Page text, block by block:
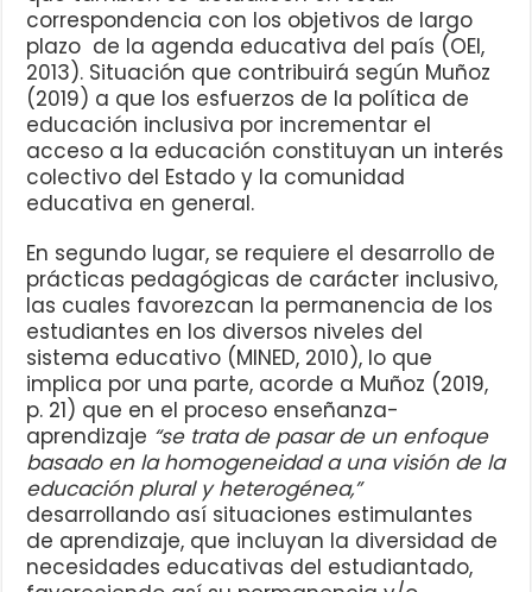
correspondencia con los objetivos de largo
plazo de la agenda educativa del país (OEI,
2013). Situación que contribuirá según Muñoz
(2019) a que los esfuerzos de la política de
educación inclusiva por incrementar el
acceso a la educación constituyan un interés
colectivo del Estado y la comunidad
educativa en general.
En segundo lugar, se requiere el desarrollo de
prácticas pedagógicas de carácter inclusivo,
las cuales favorezcan la permanencia de los
estudiantes en los diversos niveles del
sistema educativo (MINED, 2010), lo que
implica por una parte, acorde a Muñoz (2019,
p. 21) que en el proceso enseñanza-
aprendizaje “se trata de pasar de un enfoque
basado en la homogeneidad a una visión de la
educación plural y heterogénea,”
desarrollando así situaciones estimulantes
de aprendizaje, que incluyan la diversidad de
necesidades educativas del estudiantado,